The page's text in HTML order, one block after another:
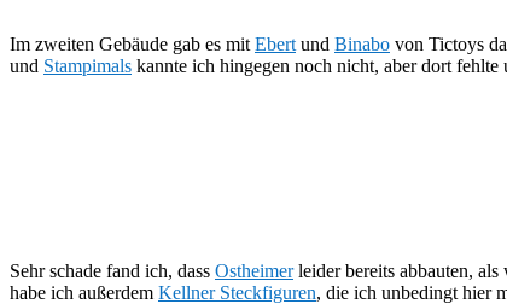
Im zweiten Gebäude gab es mit Ebert und Binabo von Tictoys
und Stampimals kannte ich hingegen noch nicht, aber dort
Sehr schade fand ich, dass Ostheimerleider bereits abbauten, als
habe ich außerdem Kellner Steckfiguren, die ich unbedingt hier